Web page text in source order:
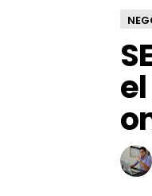
í
t
c
a
d
e
l
a
s